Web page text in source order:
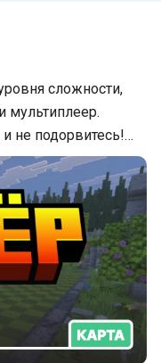
сложности,
мультиплеер.
не подорвитесь!…